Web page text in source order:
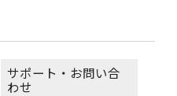
サポート・お問い合
わせ